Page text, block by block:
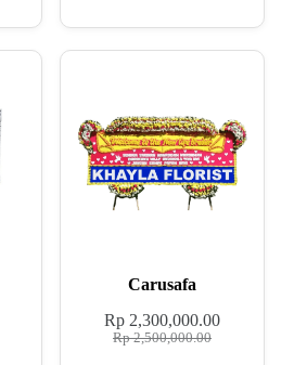
Carusafa
Rp2,500,000.00
Rp 2,300,000.00